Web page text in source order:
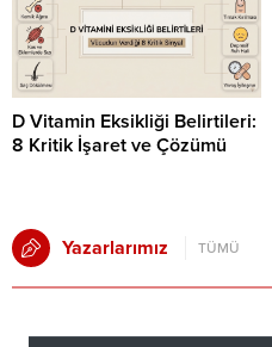
D Vitamin Eksikliği Belirtileri:
8 Kritik İşaret ve Çözümü
Yazarlarımız TÜMÜ